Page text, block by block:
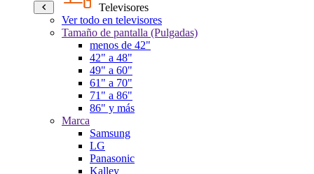
Televisores
Ver todo en televisores
Tamaño de pantalla (Pulgadas)
menos de 42"
42" a 48"
49" a 60"
61" a 70"
71" a 86"
86" y más
Marca
Samsung
LG
Panasonic
Kalley